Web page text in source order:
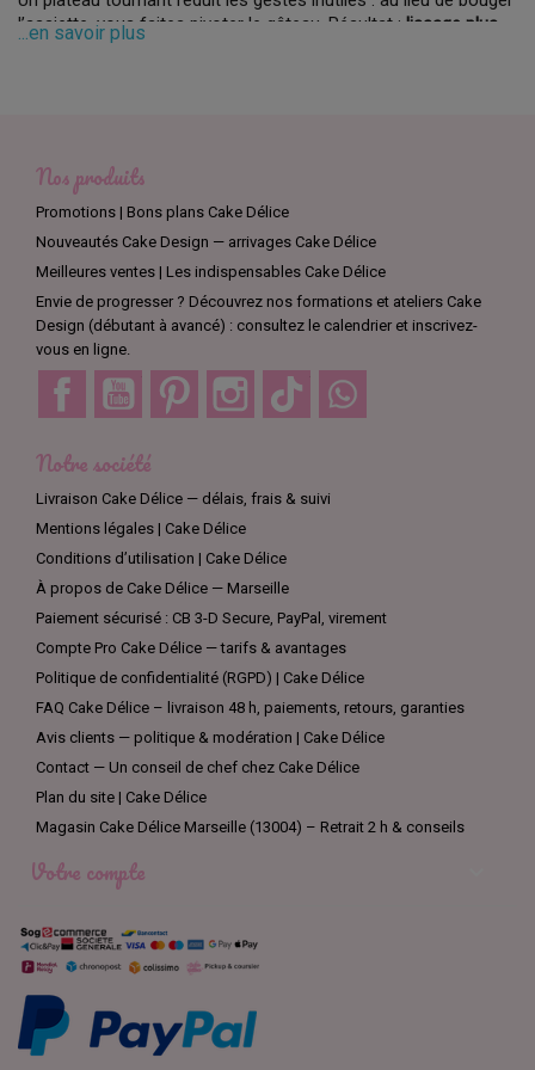
l’assiette, vous faites pivoter le gâteau. Résultat : lissage plus
angles réguliers
Diamètre: 23–28 cm = passe-partout ; 30–32 cm si vous faites
souvent des gâteaux hauts / dummy.
Matière:
: léger, économique, idéal pour débuter.
Aluminium / métal : plusstableet durable, rotation plus fluide.
Stabilité: baseantidérapante(pieds caoutchouc ou tapis
silicone).
lissage).
Fonctions :
Inclinable
pour drip, retouches de chantilly, effets de gravité.
Marquages (cercles/repères) pour centrer vos étages et
toppers.
Hauteur: unebase plus hautesoulage le dos et donne de
meilleurs appuis au lisseur.
Indispensables à associer
Lisseurs & scrapers “tall”
Spatule coudée(forçage uniforme des glaçages).
Tapis antidérapant
Sprays de démoulage pour des bords nets dès la sortie du
CMC/Tylo pour renforcer fleurs et modelages (moins de casse
au montage).
...en savoir plus
Nos produits
Promotions | Bons plans Cake Délice
Nouveautés Cake Design — arrivages Cake Délice
Meilleures ventes | Les indispensables Cake Délice
Envie de progresser ? Découvrez nos formations et ateliers Cake
Design (débutant à avancé) : consultez le calendrier et inscrivez-
vous en ligne.
Facebook YouTube Pinterest Instagram TikTok
Notre société
Livraison Cake Délice — délais, frais & suivi
Mentions légales | Cake Délice
Conditions d’utilisation | Cake Délice
À propos de Cake Délice — Marseille
Paiement sécurisé : CB 3-D Secure, PayPal, virement
Compte Pro Cake Délice — tarifs & avantages
Politique de confidentialité (RGPD) | Cake Délice
FAQ Cake Délice – livraison 48 h, paiements, retours, garanties
Avis clients — politique & modération | Cake Délice
Contact — Un conseil de chef chez Cake Délice
Plan du site | Cake Délice
Magasin Cake Délice Marseille (13004) – Retrait 2 h & conseils
Votre compte